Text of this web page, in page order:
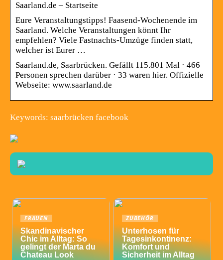
Saarland.de – Startseite
Eure Veranstaltungstipps! Faasend-Wochenende im
Saarland. Welche Veranstaltungen könnt Ihr
empfehlen? Viele Fastnachts-Umzüge finden statt,
welcher ist Eurer …
Saarland.de, Saarbrücken. Gefällt 115.801 Mal · 466
Personen sprechen darüber · 33 waren hier. Offizielle
Webseite: www.saarland.de
Keywords: saarbrücken facebook
FRAUEN
Skandinavischer
Chic im Alltag: So
gelingt der Marta du
Chateau Look
ZUBEHÖR
Unterhosen für
Tagesinkontinenz:
Komfort und
Sicherheit im Alltag